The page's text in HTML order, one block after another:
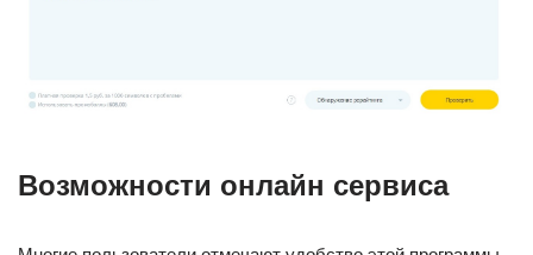
Возможности онлайн сервиса